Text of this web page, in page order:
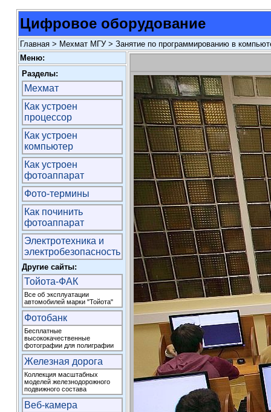
Цифровое оборудование
Главная > Мехмат МГУ> Занятие по программированию в
Меню:
Разделы:
Мехмат
Как устроен
процессор
Как устроен
компьютер
Как устроен
фотоаппарат
Фото-термины
Как починить
фотоаппарат
Электротехника и
электробезопасность
Другие сайты:
Тойота-ФАК
Все об эксплуатации
автомобилей марки "Тойота"
Фотобанк
Бесплатные
высококачественные
фотографии для полиграфии
Железная дорога
Коллекция масштабных
моделей железнодорожного
подвижного состава
Веб-камера